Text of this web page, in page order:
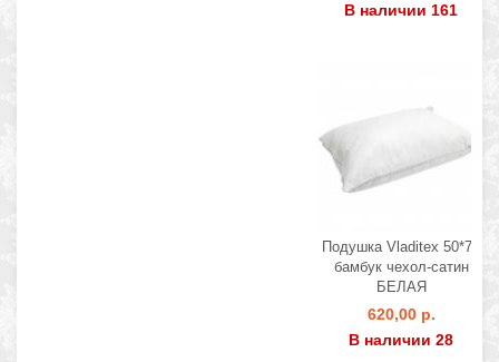
В наличии 161
Подушка Vladitex 50*70
бамбук чехол-сатин
БЕЛАЯ
620,00 р.
В наличии 28